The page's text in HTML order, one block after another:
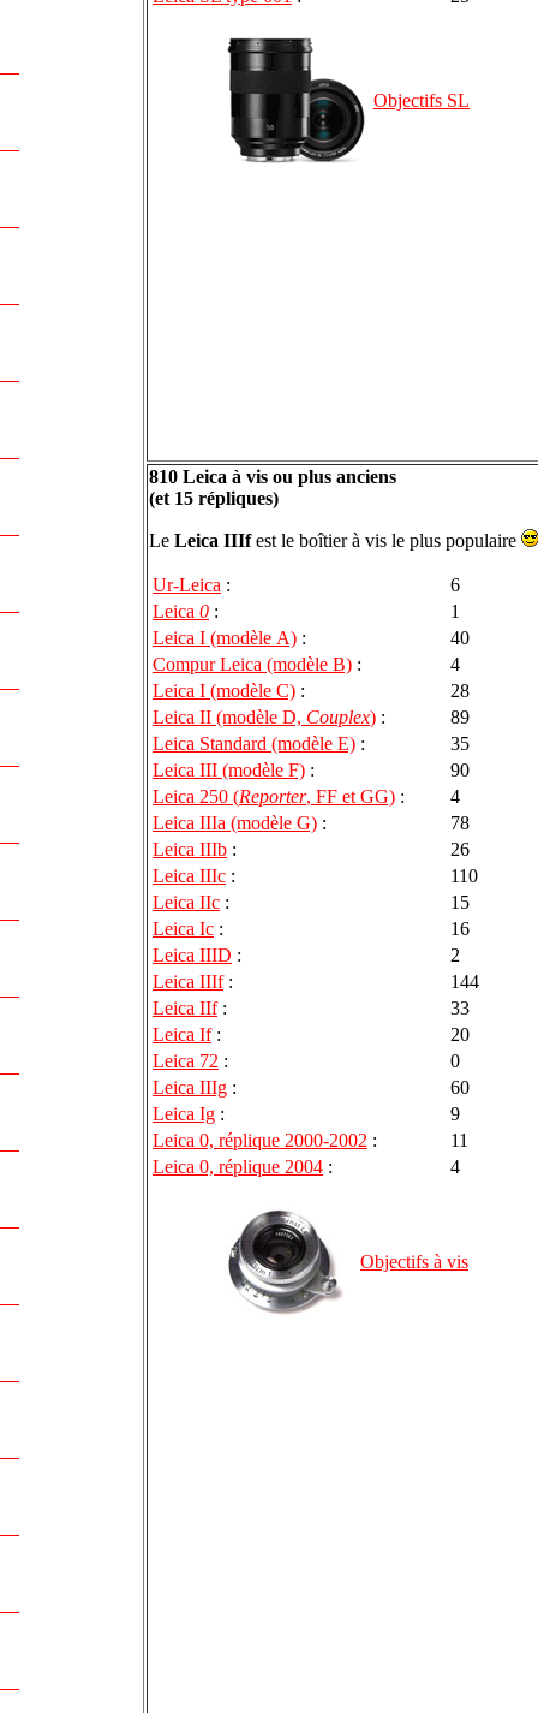
Objectifs SL
810 Leica à vis ou plus anciens
(et 15 répliques)
Le Leica IIIfest le boîtier à vis le plus populaire
Ur-Leica :
6
Leica 0 :
1
Leica I (modèle A) :
40
Compur Leica (modèle B) :
4
Leica I (modèle C) :
28
Leica II (modèle D, Couplex) :
89
Leica Standard (modèle E) :
35
Leica III (modèle F) :
90
Leica 250 (Reporter, FF et GG) :
4
Leica IIIa (modèle G) :
78
Leica IIIb :
26
Leica IIIc :
110
Leica IIc :
15
Leica Ic :
16
Leica IIID :
2
Leica IIIf:
144
Leica IIf:
33
Leica If:
20
Leica 72 :
0
Leica IIIg :
60
Leica Ig :
9
Leica 0, réplique 2000-2002 :
11
Leica 0, réplique 2004 : 4
Objectifs à vis